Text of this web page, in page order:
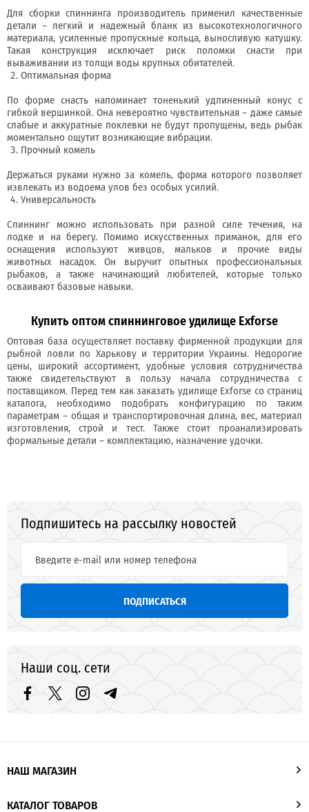
Для сборки спиннинга производитель применил качественные
детали – легкий и надежный бланк из высокотехнологичного
материала, усиленные пропускные кольца, выносливую катушку.
Такая конструкция исключает риск поломки снасти при
вываживании из толщи воды крупных обитателей.
Оптимальная форма
По форме снасть напоминает тоненький удлиненный конус с
гибкой вершинкой. Она невероятно чувствительная – даже самые
слабые и аккуратные поклевки не будут пропущены, ведь рыбак
моментально ощутит возникающие вибрации.
Прочный комель
Держаться руками нужно за комель, форма которого позволяет
извлекать из водоема улов без особых усилий.
Универсальность
Спиннинг можно использовать при разной силе течения, на
лодке и на берегу. Помимо искусственных приманок, для его
оснащения используют живцов, мальков и прочие виды
животных насадок. Он выручит опытных профессиональных
рыбаков, а также начинающий любителей, которые только
осваивают базовые навыки.
Купить оптом спиннинговое удилище Exforse
Оптовая база осуществляет поставку фирменной продукции для
рыбной ловли по Харькову и территории Украины. Недорогие
цены, широкий ассортимент, удобные условия сотрудничества
также свидетельствуют в пользу начала сотрудничества с
поставщиком. Перед тем как заказать удилище Exforse со страниц
каталога, необходимо подобрать конфигурацию по таким
параметрам – общая и транспортировочная длина, вес, материал
изготовления, строй и тест. Также стоит проанализировать
формальные детали – комплектацию, назначение удочки.
Подпишитесь на рассылку новостей
ПОДПИСАТЬСЯ
Наши соц. сети
НАШ МАГАЗИН
КАТАЛОГ ТОВАРОВ